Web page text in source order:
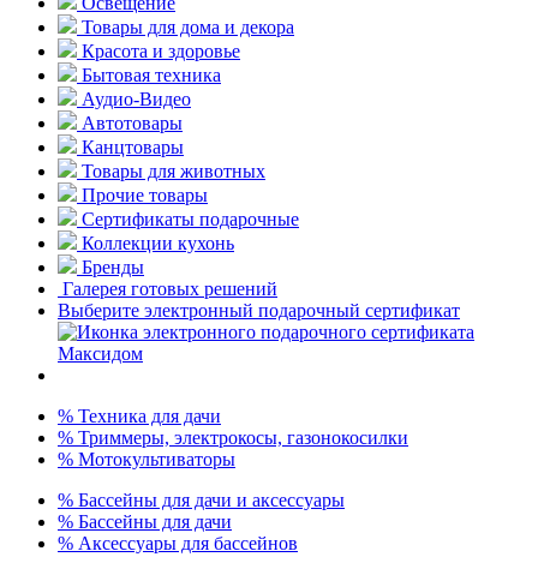
Товары для дома и декора
Красота и здоровье
Бытовая техника
Аудио-Видео
Автотовары
Канцтовары
Товары для животных
Прочие товары
Сертификаты подарочные
Коллекции кухонь
Бренды
Галерея готовых решений
Выберите электронный подарочный сертификат
% Техника для дачи
% Триммеры, электрокосы, газонокосилки
% Мотокультиваторы
% Бассейны для дачи и аксессуары
% Бассейны для дачи
% Аксессуары для бассейнов